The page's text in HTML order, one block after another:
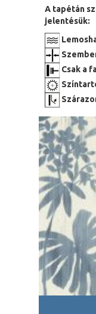
A tapétán
jelentésük:
Csak a